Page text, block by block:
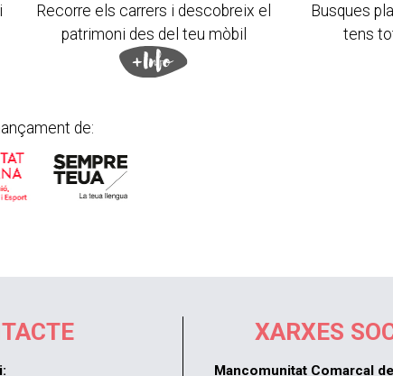
Recorre els carrers i descobreix el
patrimoni des del teu mòbil
Busques
tens
de:
XARXES
Mancomunitat Comarcal